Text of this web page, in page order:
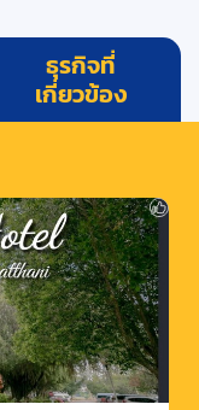
ธุรกิจที่
เกี่ยวข้อง